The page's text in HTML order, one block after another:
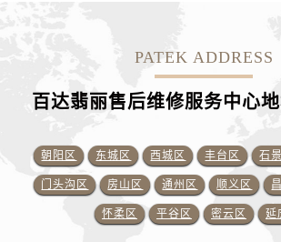
PATEK ADDRESS
百达翡丽售后维修服务中心
朝阳区 东城区 西城区 丰台区 石
门头沟区 房山区 通州区 顺义区
怀柔区 平谷区 密云区 延